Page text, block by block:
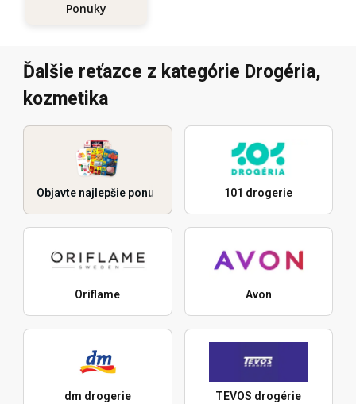
Ponuky
Ďalšie reťazce z kategórie Drogéria,
kozmetika
Objavte najlepšie ponuky 101 drogerie
Oriflame Avon
dm drogerie TEVOS drogérie